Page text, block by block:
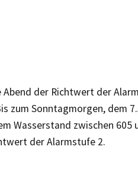
der Richtwert der
zum Sonntagmorgen, dem
Wasserstand zwischen 605
der Alarmstufe 2.